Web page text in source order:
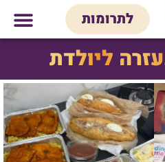
לתרומות
ליולדת